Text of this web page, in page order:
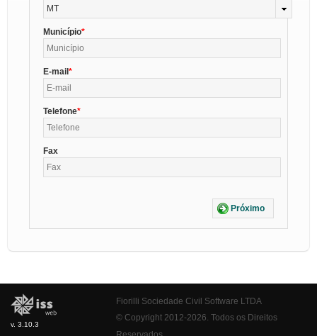
MT
Município
E-mail
Telefone
Fax
Próximo
v. 3.10.3
Fiorilli Sociedade Civil Software LTDA
© Copyright 2012-2026. Todos os Direitos